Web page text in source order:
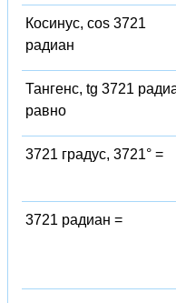
Косинус, cos 3721
радиан
Тангенс, tg 3721
равно
3721 градус, 3721° =
3721 радиан =